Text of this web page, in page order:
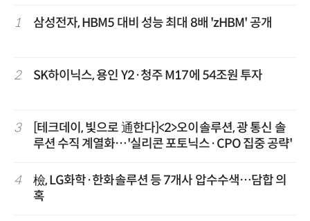
1 삼성전자, HBM5 대비 성능 최대 8배 'zHBM' 공개
2 SK하이닉스, 용인 Y2·청주 M17에 54조원 투자
3
[테크데이, 빛으로 通한다]<2>오이솔루션, 광 통신 솔
루션 수직 계열화…'실리콘 포토닉스·CPO 집중 공략'
4
檢, LG화학·한화솔루션 등 7개사 압수수색…담합 의
혹